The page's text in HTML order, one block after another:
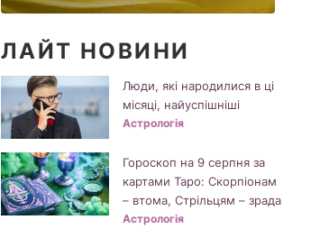
ЛАЙТ НОВИНИ
Люди, які народилися в ці
місяці, найуспішніші
Астрологія
Гороскоп на 9 серпня за
картами Таро: Скорпіонам
– втома, Стрільцям – зрада
Астрологія